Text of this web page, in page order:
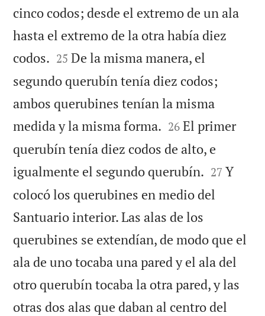
cinco codos; desde el extremo de un ala
hasta el extremo de la otra había diez
codos. 

25 De la misma manera, el
segundo querubín tenía diez codos;
ambos querubines tenían la misma
medida y la misma forma. 

26 El primer
querubín tenía diez codos de alto, e
igualmente el segundo querubín. 

27 Y
colocó los querubines en medio del
Santuario interior. Las alas de los
querubines se extendían, de modo que el
ala de uno tocaba una pared y el ala del
otro querubín tocaba la otra pared, y las
otras dos alas que daban al centro del